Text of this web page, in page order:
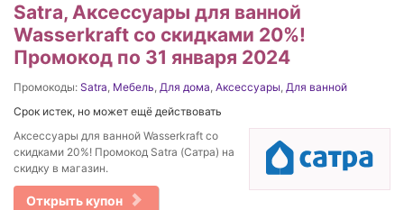
Satra, Аксессуары для ванной
Wasserkraft со скидками 20%!
Промокод по 31 января 2024
Промокоды: Satra, Мебель, Для дома, Аксессуары, Для ванной
Срок истек, но может ещё действовать
Аксессуары для ванной Wasserkraft со
скидками 20%! Промокод Satra (Сатра) на
скидку в магазин.
Открыть купон